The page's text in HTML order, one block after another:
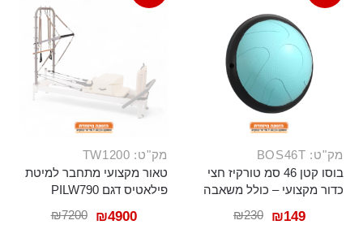
מק"ט: BOS46T
בוסו קטן 46 סמ טורקיז חצי
כדור מקצועי – כולל משאבה
₪230 ₪149
מק"ט: TW1200
טאור מקצועי מתחבר למיטת
פילאטיס דגם PILW790
₪7200 ₪4900